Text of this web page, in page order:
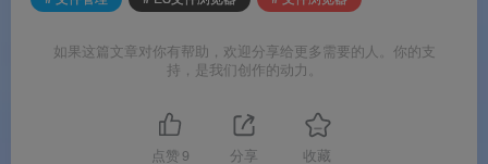
如果这篇文章对你有帮助，欢迎分享给更多需要的人。你的支
持，是我们创作的动力。
点赞 9 分享 收藏